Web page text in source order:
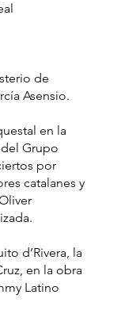
de
Asensio.
en la
Grupo
por
catalanes y
d’Rivera, la
en la obra
Latino